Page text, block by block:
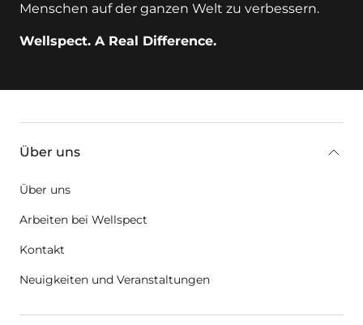
Menschen auf der ganzen Welt zu verbessern.
Wellspect. A Real Difference.
Über uns
Über uns
Arbeiten bei Wellspect
Kontakt
Neuigkeiten und Veranstaltungen